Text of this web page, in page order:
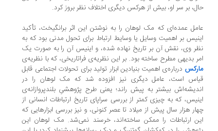
بر سر او، بیش از هرکس دیگری اختلاف نظر بروز کرد.
عمده‌ای که مک لوهان را به نوشتن این اثر برانگیخت، تأکید
بر اهمیت وسایل یا وسایط ارتباط برای تحول مدنی بود که به
وی، نقش آن بر تاریخ نهاده شده، و اینیس آن را به صورت یک
بدیهی مطرح ساخته بود. بر این نظریه‌ی فراتاریخی، که با نظریه‌ی
درباره‌ی اهمیت بنیادین ابزار تولید برای تحولات اجتماعی قابل
است، عامل دیگری نیز افزوده شد که مک لوهان را در
بیشتر به پیش راند؛ یعنی طرح پژوهشیِ بلندپروازانه‌ی
که به چیزی کمتر از بررسی سراپای تاریخ ارتباطات انسانی از
هزار سال پیش از میلاد تا عصر کنونی، و نیز بررسی ابزارهایی که
ارتباطات را ممکن ساخته‌اند، خرسند نمی‌شد. مک لوهان این